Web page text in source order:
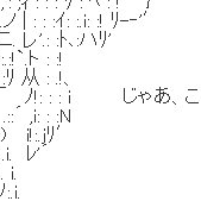
: : :ｲ: :.i: :! ﾘ-‐'′
レ'.: :ﾄ､:ハﾘ'
: :!
: .!、
ゃあ、こんな
,i: : :N
ﾘ′
'´